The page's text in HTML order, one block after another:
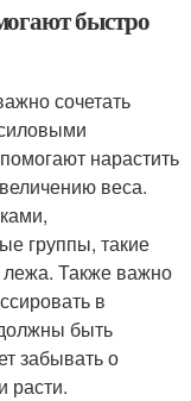
быстро
сочетать
нарастить
веса.
группы, такие
лежа. Также важно
в
быть
забывать о
расти.